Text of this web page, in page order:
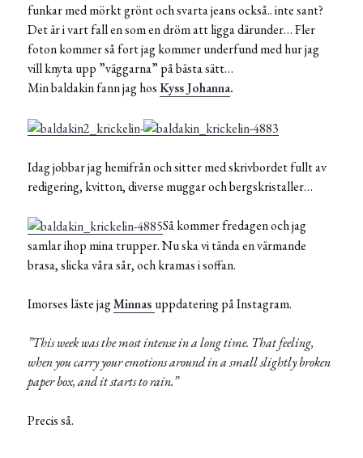
funkar med mörkt grönt och svarta jeans också.. inte sant?
Det är i vart fall en som en dröm att ligga därunder… Fler
foton kommer så fort jag kommer underfund med hur jag
vill knyta upp ”väggarna” på bästa sätt…
Min baldakin fann jag hosKyss Johanna.
Idag jobbar jag hemifrån och sitter med skrivbordet fullt av
redigering, kvitton, diverse muggar och bergskristaller…
Så kommer fredagen och jag
samlar ihop mina trupper. Nu ska vi tända en värmande
brasa, slicka våra sår, och kramas i soffan.
Imorses läste jagMinnas uppdatering på Instagram.
”This week was the most intense in a long time. That feeling,
when you carry your emotions around in a small slightly broken
paper box, and it starts to rain.”
Precis så.